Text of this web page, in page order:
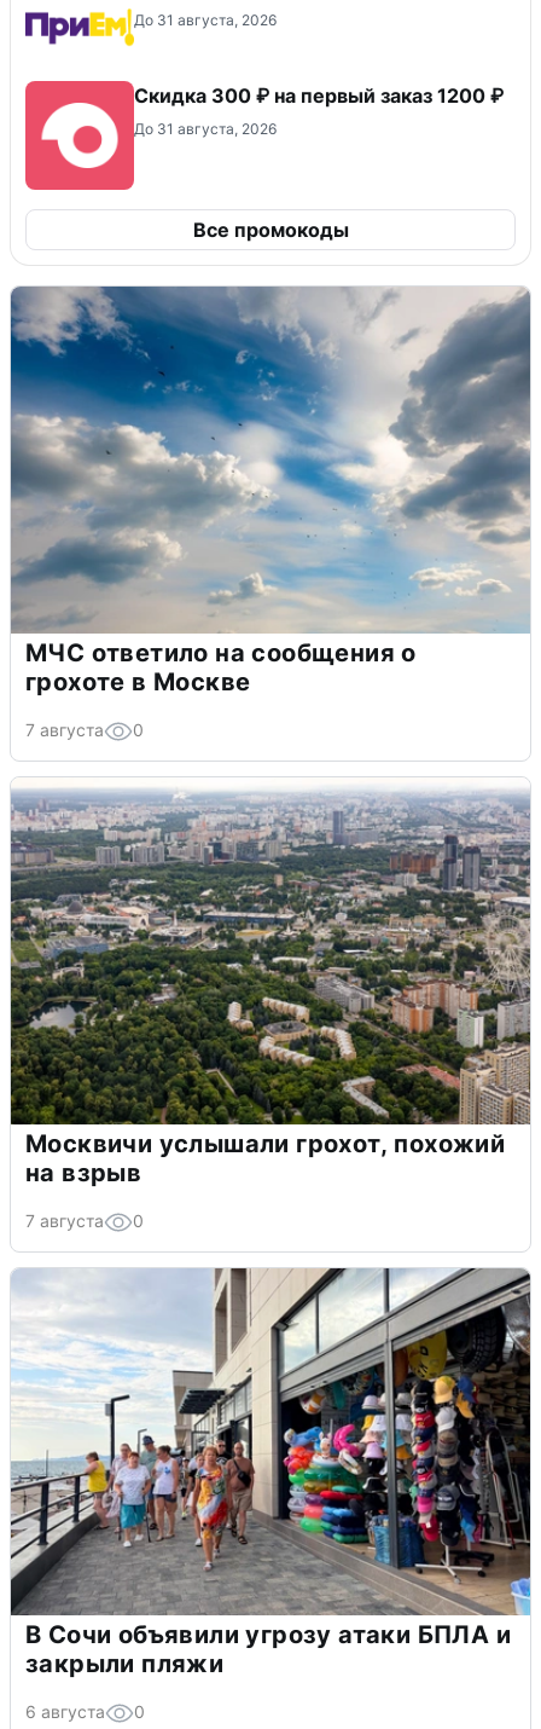
До 31 августа, 2026
Скидка 300 ₽ на первый заказ 1200 ₽
До 31 августа, 2026
Все промокоды
МЧС ответило на сообщения о
грохоте в Москве
7 августа 0
Москвичи услышали грохот, похожий
на взрыв
7 августа 0
В Сочи объявили угрозу атаки БПЛА и
закрыли пляжи
6 августа 0